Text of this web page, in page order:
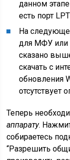
данном
есть порт
На
для МФУ или
сказано
скачать с
обновления
отсутствует
Теперь
аппарату.
собираетесь
“Разрешить